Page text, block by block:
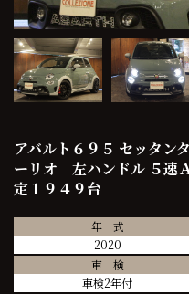
アバルト６９５ セッタン
ーリオ 左ハンドル ５速
定１９４９台
年 式
2020
車 検
車検2年付